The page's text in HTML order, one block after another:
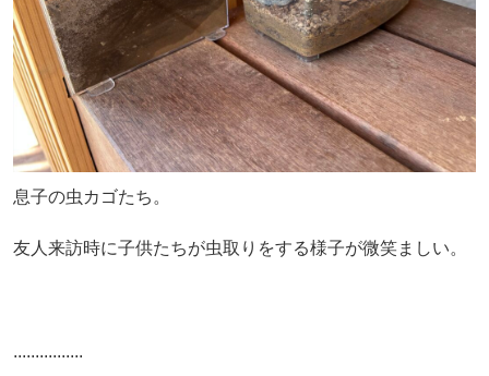
息子の虫カゴたち。
友人来訪時に子供たちが虫取りをする様子が微笑ましい。
................